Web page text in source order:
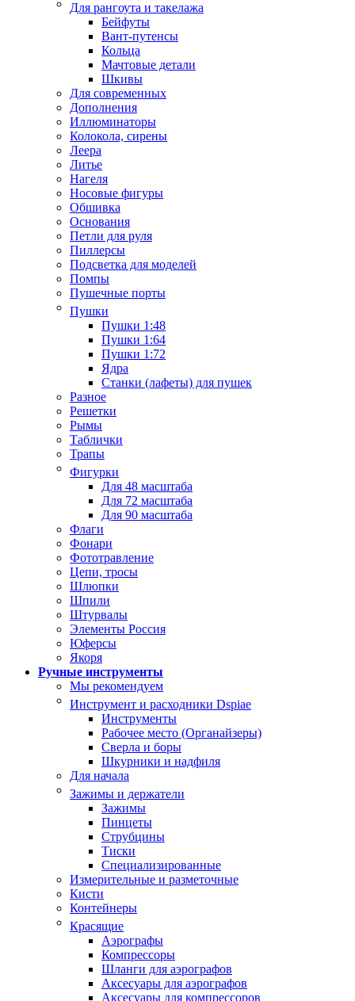
Для рангоута и такелажа
Бейфуты
Вант-путенсы
Кольца
Мачтовые детали
Шкивы
Для современных
Дополнения
Иллюминаторы
Колокола, сирены
Леера
Литье
Нагеля
Носовые фигуры
Обшивка
Основания
Петли для руля
Пиллерсы
Подсветка для моделей
Помпы
Пушечные порты
Пушки
Пушки 1:48
Пушки 1:64
Пушки 1:72
Ядра
Станки (лафеты) для пушек
Разное
Решетки
Рымы
Таблички
Трапы
Фигурки
Для 48 масштаба
Для 72 масштаба
Для 90 масштаба
Флаги
Фонари
Фототравление
Цепи, тросы
Шлюпки
Шпили
Штурвалы
Элементы Россия
Юферсы
Якоря
Ручные инструменты
Мы рекомендуем
Инструмент и расходники Dspiae
Инструменты
Рабочее место (Органайзеры)
Сверла и боры
Шкурники и надфиля
Для начала
Зажимы и держатели
Зажимы
Пинцеты
Струбцины
Тиски
Специализированные
Измерительные и разметочные
Кисти
Контейнеры
Красящие
Аэрографы
Компрессоры
Шланги для аэрографов
Аксесуары для аэрографов
Аксесуары для компрессоров